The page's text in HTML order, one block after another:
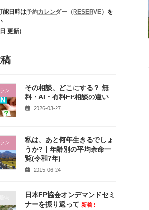
能日時は予約カレンダー（RESERVE） を
更新）
ン
その相談、どこにする？ 無
料・AI・有料FP相談の違い
2026-03-27
ン
私は、あと何年生きるでしょ
うか?｜年齢別の平均余命一
覧(令和7年)
2015-06-24
日本FP協会オンデマンドセミ
ナーを振り返って 新着!!